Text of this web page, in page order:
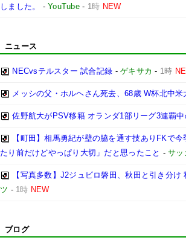
しました。
-YouTube - 1時 NEW
ニュース
NECvsテルスター 試合記録 -ゲキサカ - 1時
メッシの父・ホルヘさん死去、68歳 W杯北中
佐野航大がPSV移籍 オランダ1部リーグ3連覇
【町田】相馬勇紀が壁の脇を通す技ありFKで
たり前だけどやっぱり大切」だと思ったこと -サッ
【写真多数】J2ジュビロ磐田、秋田と引き分
ツ - 1時 NEW
ブログ